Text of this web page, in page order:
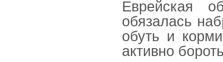
Еврейская
обязалась
обуть и
активно